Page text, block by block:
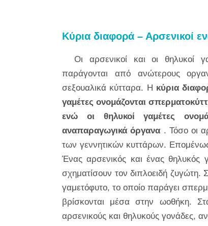
Κύρια διαφορά – Αρσενικοί
Οι αρσενικοί και οι θηλυκοί
παράγονται από ανώτερους
σεξουαλικά κύτταρα. Η κύρια
γαμέτες ονομάζονται
ενώ οι θηλυκοί γαμέτες
αναπαραγωγικά όργανα . Τόσο οι
των γεννητικών κυττάρων. Επομένως,
Ένας αρσενικός και ένας θηλυκός
σχηματίσουν τον διπλοειδή
γαμετόφυτο, το οποίο παράγει
βρίσκονται μέσα στην ωοθήκη.
αρσενικούς και θηλυκούς γονάδες,